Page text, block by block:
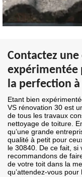
Contactez
expérimentée
la perfection
Etant bien
VS rénovation 30 est
de tous les travaux
nettoyage de toiture.
qu’une grande
qualité à petit pour
le 30840. De ce fait, si
recommandons de
de votre toit dans la
qu’attendez-vous